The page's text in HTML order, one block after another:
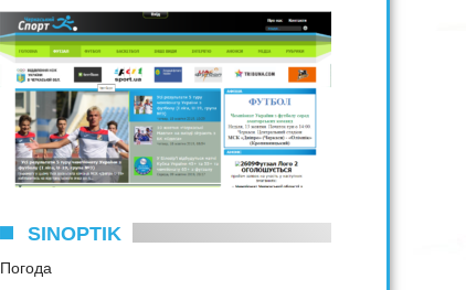
SINOPTIK
Погода